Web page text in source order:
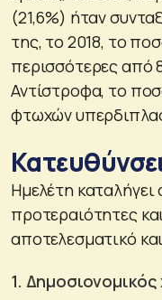
(21,6%) ήταν
της, το 2018, το
περισσότερες από
Αντίστροφα, το
φτωχών
Ημελέτη καταλήγει
προτεραιότητες
αποτελεσματικό
1.